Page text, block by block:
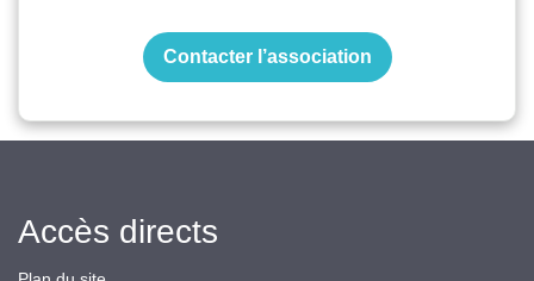
Contacter l’association
Accès directs